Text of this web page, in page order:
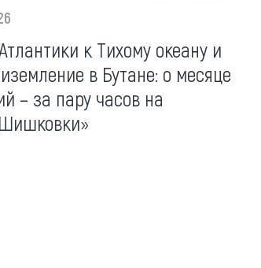
к Тихому океану и
в Бутане: о месяце
– за пару часов на